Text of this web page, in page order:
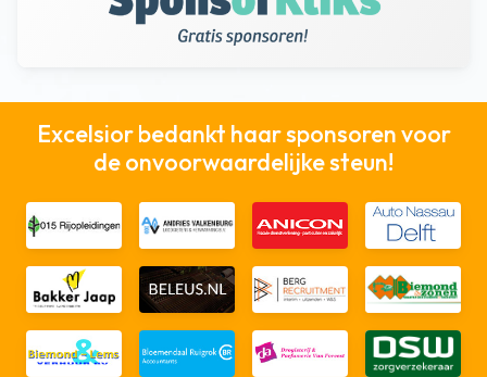
Excelsior bedankt haar sponsoren voor
de onvoorwaardelijke steun!